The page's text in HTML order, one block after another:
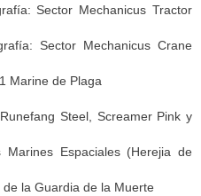
Sector Mechanicus Tractor
Sector Mechanicus Crane
Marine de Plaga
Steel, Screamer Pink y
Marines Espaciales (Herejia de
la Guardia de la Muerte